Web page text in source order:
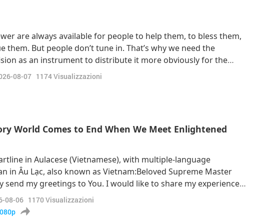
are always available for people to help them, to bless them,
them. But people don’t tune in. That’s why we need the
as an instrument to distribute it more obviously for the
of GOD, of the blessing, of Heavens, so people will tune in
watches our Supreme Master Television,
08-07 1174Visualizzazioni
World Comes to End When We Meet Enlightened
in Aulacese (Vietnamese), with multiple-language
in Âu Lạc, also known as Vietnam:Beloved Supreme Master
send my greetings to You. I would like to share my experience
led me to You. In 1987, I gave birth to my fourth child. At
hemorrhaging, and my health became
08-06 1170Visualizzazioni